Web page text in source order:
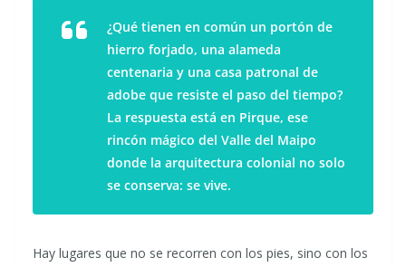
¿Qué tienen en común un portón de
hierro forjado, una alameda
centenaria y una casa patronal de
adobe que resiste el paso del tiempo?
La respuesta está en Pirque, ese
rincón mágico del Valle del Maipo
donde la arquitectura colonial no solo
se conserva: se vive.
Hay lugares que no se recorren con los pies, sino con los